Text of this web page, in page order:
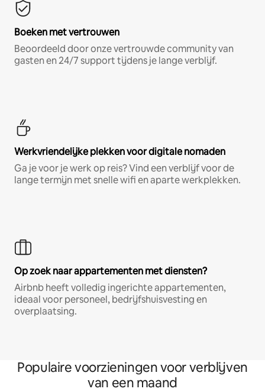
Boeken met vertrouwen
Beoordeeld door onze vertrouwde community van
gasten en 24/7 support tijdens je lange verblijf.
Werkvriendelijke plekken voor digitale nomaden
Ga je voor je werk op reis? Vind een verblijf voor de
lange termijn met snelle wifi en aparte werkplekken.
Op zoek naar appartementen met diensten?
Airbnb heeft volledig ingerichte appartementen,
ideaal voor personeel, bedrijfshuisvesting en
overplaatsing.
Populaire voorzieningen voor verblijven
van een maand